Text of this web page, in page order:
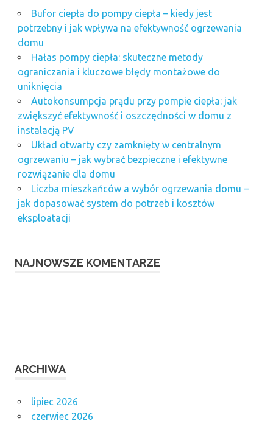
Bufor ciepła do pompy ciepła – kiedy jest
potrzebny i jak wpływa na efektywność ogrzewania
domu
Hałas pompy ciepła: skuteczne metody
ograniczania i kluczowe błędy montażowe do
uniknięcia
Autokonsumpcja prądu przy pompie ciepła: jak
zwiększyć efektywność i oszczędności w domu z
instalacją PV
Układ otwarty czy zamknięty w centralnym
ogrzewaniu – jak wybrać bezpieczne i efektywne
rozwiązanie dla domu
Liczba mieszkańców a wybór ogrzewania domu –
jak dopasować system do potrzeb i kosztów
eksploatacji
NAJNOWSZE KOMENTARZE
ARCHIWA
lipiec 2026
czerwiec 2026